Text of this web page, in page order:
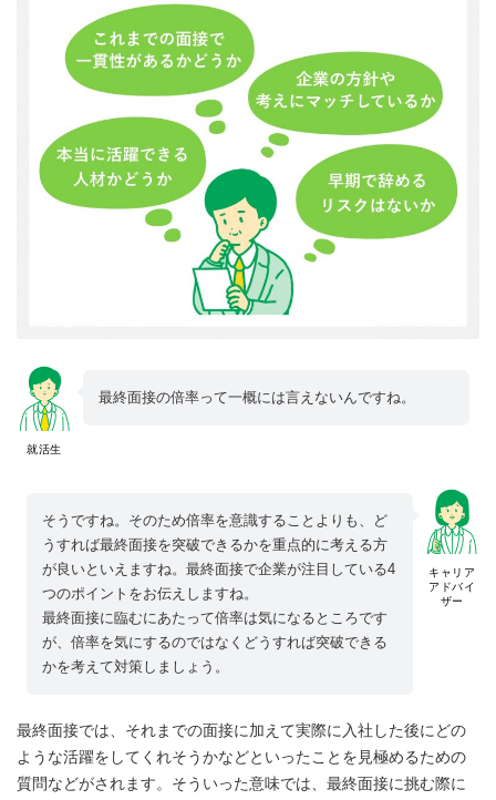
就活生
最終面接の倍率って一概には言えないんですね。
キャリア
アドバイ
ザー
そうですね。そのため倍率を意識することよりも、ど
うすれば最終面接を突破できるかを重点的に考える方
が良いといえますね。最終面接で企業が注目している4
つのポイントをお伝えしますね。
最終面接に臨むにあたって倍率は気になるところです
が、倍率を気にするのではなくどうすれば突破できる
かを考えて対策しましょう。
最終面接では、それまでの面接に加えて実際に入社した後にどの
ような活躍をしてくれそうかなどといったことを見極めるための
質問などがされます。そういった意味では、最終面接に挑む際に